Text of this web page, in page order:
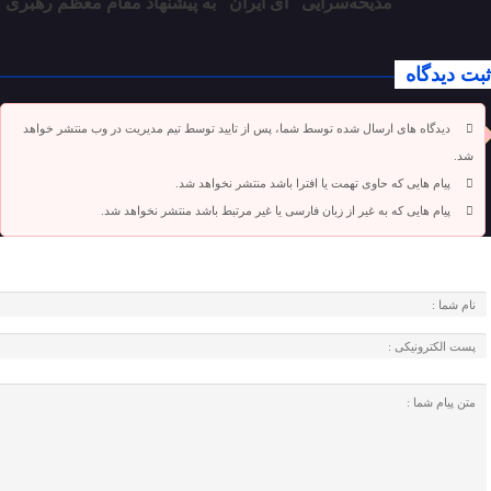
ثبت دیدگاه
دیدگاه های ارسال شده توسط شما، پس از تایید توسط تیم مدیریت در وب منتشر خواهد
شد.
پیام هایی که حاوی تهمت یا افترا باشد منتشر نخواهد شد.
پیام هایی که به غیر از زبان فارسی یا غیر مرتبط باشد منتشر نخواهد شد.